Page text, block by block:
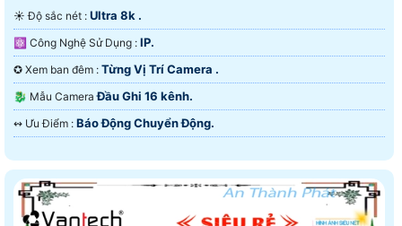
☀️ Độ sắc nét : Ultra 8k .
⚛️ Công Nghệ Sử Dụng : IP.
✪ Xem ban đêm : Từng Vị Trí Camera .
🐉️ Mẫu CameraĐầu Ghi 16 kênh.
️↭ Ưu Điểm : Báo Động Chuyển Động.